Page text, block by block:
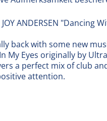
JOY ANDERSEN "Dancing
back with some new
My Eyes originally by
a perfect mix of club
attention.